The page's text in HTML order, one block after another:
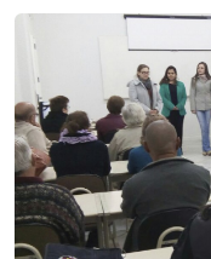
Editora
Rádio